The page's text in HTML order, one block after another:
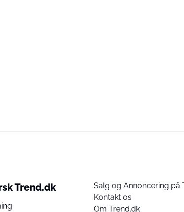
Trend.dk
Salg og Annoncering på
Kontakt os
Om Trend.dk